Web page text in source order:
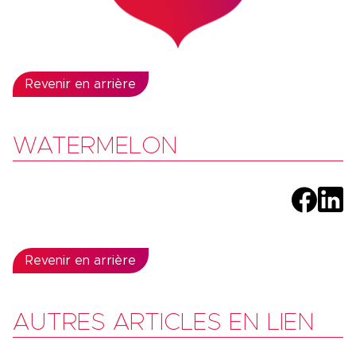
Revenir en arrière
WATERMELON
Revenir en arrière
AUTRES ARTICLES EN LIEN